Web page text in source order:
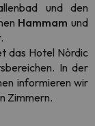
und den
Hammam und
das Hotel Nòrdic
In der
informieren wir
Zimmern.